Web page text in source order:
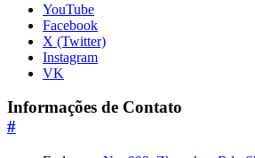
YouTube
Facebook
X (Twitter)
Instagram
VK
Informações de Contato
#